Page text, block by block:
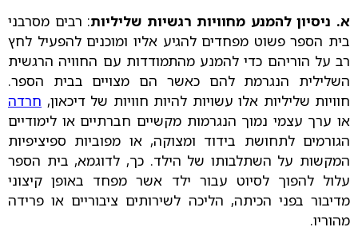
א. ניסיון להמנע מחוויות רגשיות שליליות: רבים מסרבני
בית הספר פשוט מפחדים להגיע אליו ומוכנים להפעיל לחץ
רב על הוריהם כדי להמנע מהתמודדות עם החוויה הרגשית
השלילית הנגרמת להם כאשר הם מצויים בבית הספר.
חוויות שליליות אלו עשויות להיות חוויות של דיכאון, חרדה
או ערך עצמי נמוך הנגרמות מקשיים חברתיים או לימודיים
הגורמים לתחושת בידוד ומצוקה, או מפוביות ספיציפיות
המקשות על השתלבותו של הילד. כך, לדוגמא, בית הספר
עלול להפוך לסיוט עבור ילד אשר מפחד באופן קיצוני
מדיבור בפני הכיתה, הליכה לשירותים ציבוריים או פרידה
מהוריו.